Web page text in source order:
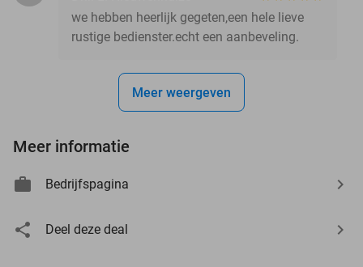
we hebben heerlijk gegeten,een hele lieve
rustige bedienster.echt een aanbeveling.
Meer weergeven
Meer informatie
Bedrijfspagina
Deel deze deal